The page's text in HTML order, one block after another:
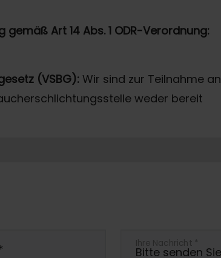
Art 14 Abs. 1 ODR-Verordnung:
(VSBG): Wir sind zur Teilnahme an
weder bereit
Ihre Nachricht *